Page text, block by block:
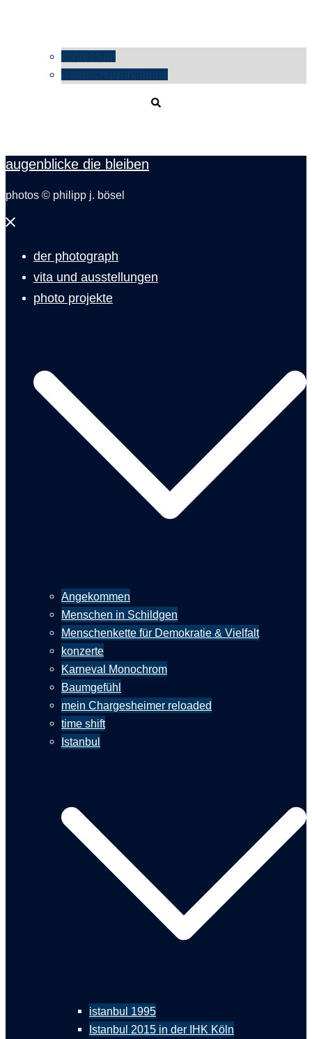
impressum
datenschutzerklärung
augenblicke die bleiben
photos © philipp j. bösel
Menü
der photograph
vita und ausstellungen
photo projekte
Angekommen
Menschen in Schildgen
Menschenkette für Demokratie & Vielfalt
konzerte
Karneval Monochrom
Baumgefühl
mein Chargesheimer reloaded
time shift
Istanbul
istanbul 1995
Istanbul 2015 in der IHK Köln